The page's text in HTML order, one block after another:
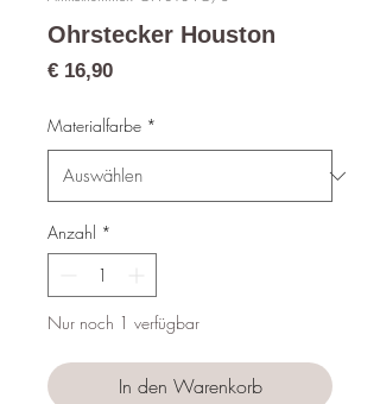
Ohrstecker Houston
€ 16,90Preis
Materialfarbe *
Anzahl *
Nur noch 1 verfügbar
In den Warenkorb